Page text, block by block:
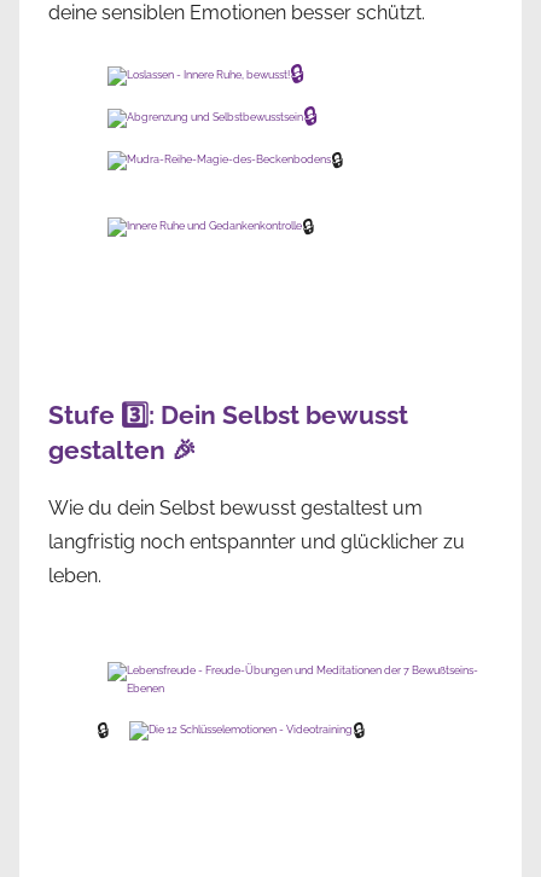
deine sensiblen Emotionen besser schützt.
🔒
🔒
🔒
🔒
Stufe 3️⃣: Dein Selbst bewusst
gestalten 🎉
Wie du dein Selbst bewusst gestaltest um
langfristig noch entspannter und glücklicher zu
leben.
🔒 🔒